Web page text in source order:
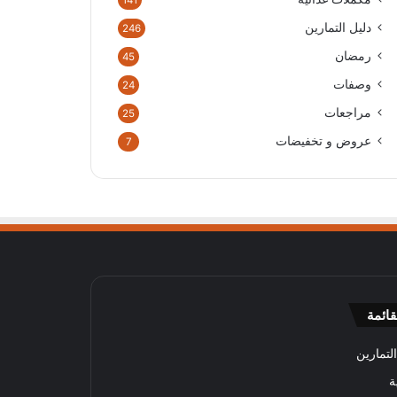
دليل التمارين 246
رمضان 45
وصفات 24
مراجعات 25
عروض و تخفيضات 7